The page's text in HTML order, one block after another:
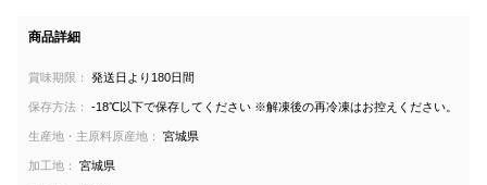
商品詳細
賞味期限： 発送日より180日間
保存方法： -18℃以下で保存してください ※解凍後の再冷凍はお控えください。
生産地・主原料原産地： 宮城県
加工地： 宮城県